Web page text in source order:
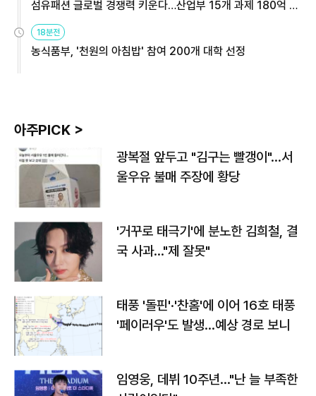
섬유패션 글로벌 경쟁력 키운다…산업부 15개 과제 180억 지
원
18분전
농식품부, '천원의 아침밥' 참여 200개 대학 선정
아주PICK >
광복절 앞두고 "김구는 빨갱이"…서
울우유 불매 주장에 황당
'거꾸로 태극기'에 분노한 김희철, 결
국 사과…"제 잘못"
태풍 '돌핀'·'찬홈'에 이어 16호 태풍
'페이러우'도 발생…예상 경로 보니
임영웅, 데뷔 10주년…"난 늘 부족한